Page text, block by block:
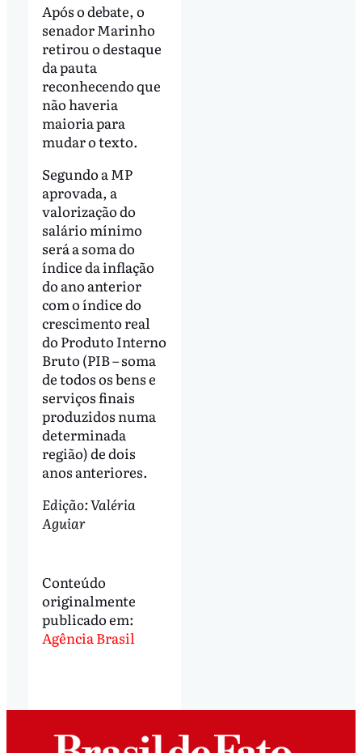
Após o debate, o
senador Marinho
retirou o destaque
da pauta
reconhecendo que
não haveria
maioria para
mudar o texto.
Segundo a MP
aprovada, a
valorização do
salário mínimo
será a soma do
índice da inflação
do ano anterior
com o índice do
crescimento real
do Produto Interno
Bruto (PIB – soma
de todos os bens e
serviços finais
produzidos numa
determinada
região) de dois
anos anteriores.
Edição: Valéria
Aguiar
Conteúdo
originalmente
publicado em:
Agência Brasil